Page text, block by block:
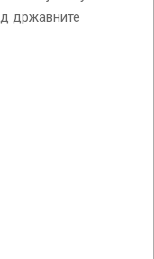
државните